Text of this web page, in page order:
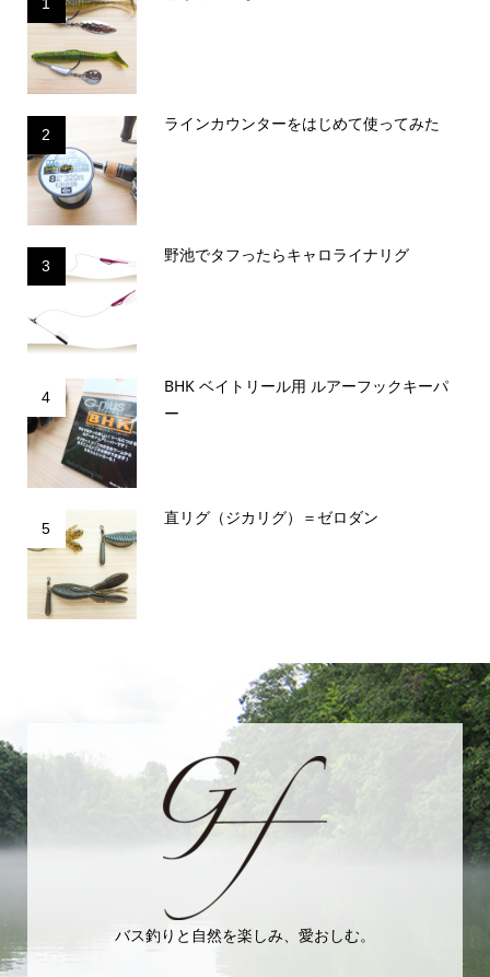
2
ラインカウンターをはじめて使ってみた
3
野池でタフったらキャロライナリグ
4
BHK ベイトリール用 ルアーフックキーパ
ー
5
直リグ（ジカリグ）＝ゼロダン
バス釣りと自然を楽しみ、愛おしむ。